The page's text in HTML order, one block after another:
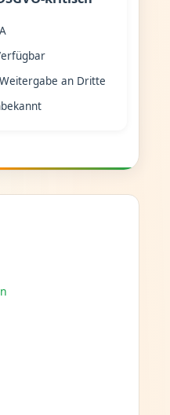
Weitergabe an Dritte